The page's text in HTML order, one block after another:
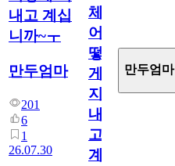
내고 계십
니까~ㅜ
만두엄마
201
6
1
26.07.30
체
어
떻
게
지
내
고
계
만두엄마